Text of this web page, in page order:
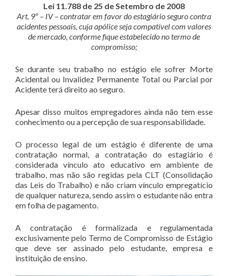
Lei 11.788 de 25 de Setembro de 2008
Art. 9º – IV – contratar em favor do estagiário seguro contra
acidentes pessoais, cuja apólice seja compatível com valores
de mercado, conforme fique estabelecido no termo de
compromisso;
Se durante seu trabalho no estágio ele sofrer Morte
Acidental ou Invalidez Permanente Total ou Parcial por
Acidente terá direito ao seguro.
Apesar disso muitos empregadores ainda não tem esse
conhecimento ou a percepção de sua responsabilidade.
O processo legal de um estágio é diferente de uma
contratação normal, a contratação do estagiário é
considerada vínculo ato educativo em ambiente de
trabalho, mas não são regidas pela CLT (Consolidação
das Leis do Trabalho) e não criam vínculo empregatício
de qualquer natureza, sendo assim o estudante não entra
em folha de pagamento.
A contratação é formalizada e regulamentada
exclusivamente pelo Termo de Compromisso de Estágio
que deve ser assinado pelo estudante, empresa e
instituição de ensino.